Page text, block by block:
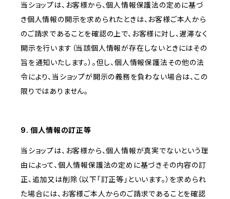
当ショップは、お客様から、個人情報保護法の定めに基づ
き個人情報の開示を求められたときは、お客様ご本人から
のご請求であることを確認の上で、お客様に対し、遅滞なく
開示を行います（当該個人情報が存在しないときにはその
旨を通知いたします。）。但し、個人情報保護法その他の法
令により、当ショップが開示の義務を負わない場合は、この
限りではありません。
9. 個人情報の訂正等
当ショップは、お客様から、個人情報が真実でないという理
由によって、個人情報保護法の定めに基づきその内容の訂
正、追加又は削除（以下「訂正等」といいます。）を求められ
た場合には、お客様ご本人からのご請求であることを確認